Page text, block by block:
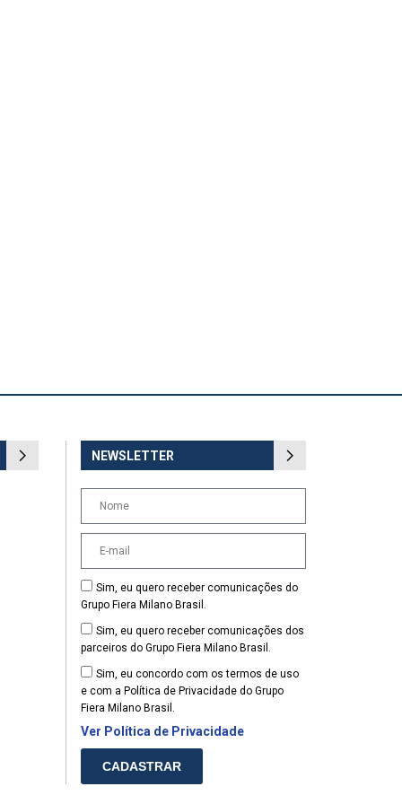
NEWSLETTER
Sim, eu quero receber comunicações do
Grupo Fiera Milano Brasil.
Sim, eu quero receber comunicações dos
parceiros do Grupo Fiera Milano Brasil.
Sim, eu concordo com os termos de uso
e com a Política de Privacidade do Grupo
Fiera Milano Brasil.
Ver Política de Privacidade
CADASTRAR